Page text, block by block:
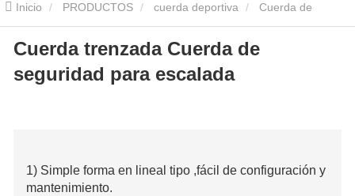
Inicio PRODUCTOS cuerda deportiva Cuerda de
escalada Cuerda trenzada Cuerda de seguridad para escalada
Cuerda trenzada Cuerda de
seguridad para escalada
1) Simple forma en lineal tipo ,fácil de configuración y
mantenimiento.